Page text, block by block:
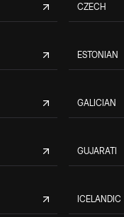
CZECH
ESTONIAN
GALICIAN
GUJARATI
ICELANDIC